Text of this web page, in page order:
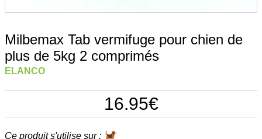
Milbemax Tab vermifuge pour chien de
plus de 5kg 2 comprimés
ELANCO
16.95€
Ce produit s'utilise sur :